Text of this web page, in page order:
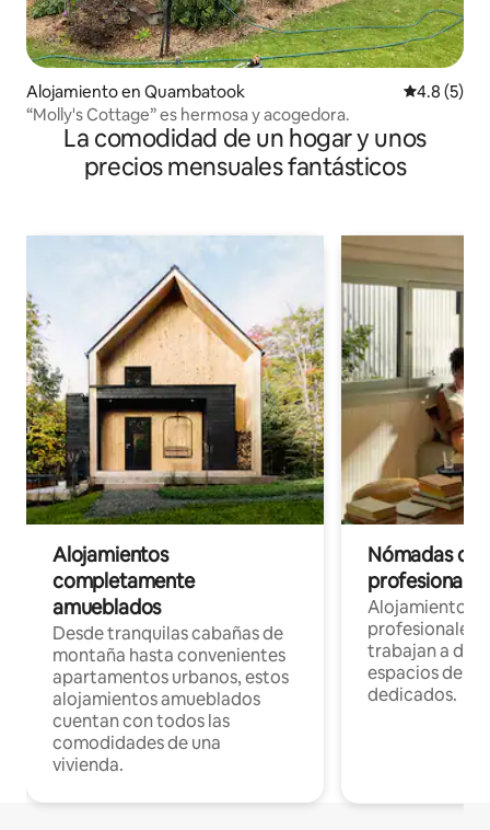
Alojamiento en Quambatook
4.8 (5)
“Molly's Cottage” es hermosa y acogedora.
La comodidad de un hogar y unos
precios mensuales fantásticos
Alojamientos
completamente
amueblados
Desde tranquilas cabañas de
montaña hasta convenientes
apartamentos urbanos, estos
alojamientos amueblados
cuentan con todos las
comodidades de una
vivienda.
Nómadas
Alojamientos
profesionales
trabajan a
espacios de
dedicados.